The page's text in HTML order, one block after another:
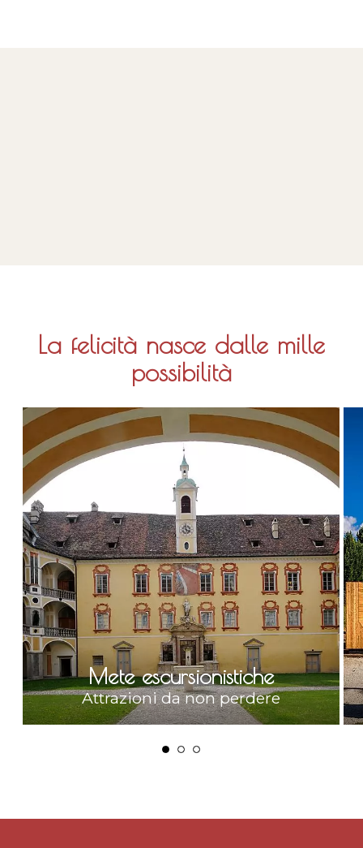
La felicità nasce dalle mille
possibilità
Mete escursionistiche
Attrazioni da non perdere